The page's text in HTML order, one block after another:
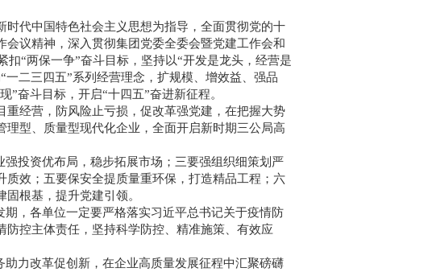
代中国特色社会主义思想为指导，全面贯彻党的十
议精神，深入贯彻集团党委全委会暨党建工作会和
“两保一争”奋斗目标，坚持以“开发是龙头，经营是
二三四五”系列经营理念，扩规模、增效益、强品
”奋斗目标，开启“十四五”奋进新征程。
经营，防风险止亏损，促改革强党建，在把握大势
型、质量型现代化企业，全面开启新时期三公局高
强投资优布局，稳步拓展市场； 三要强组织细策划严
质效； 五要保安全提质量重环保，打造精品工程； 六
固根基，提升党建引领。
，各单位一定要严格落实习近平总书记关于疫情防
控主体责任，坚持科学防控、精准施策、有效应
力改革促创新，在企业高质量发展征程中汇聚磅礴